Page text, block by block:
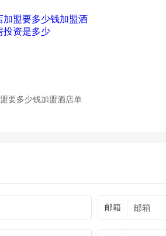
要多少钱加盟酒店单
邮箱